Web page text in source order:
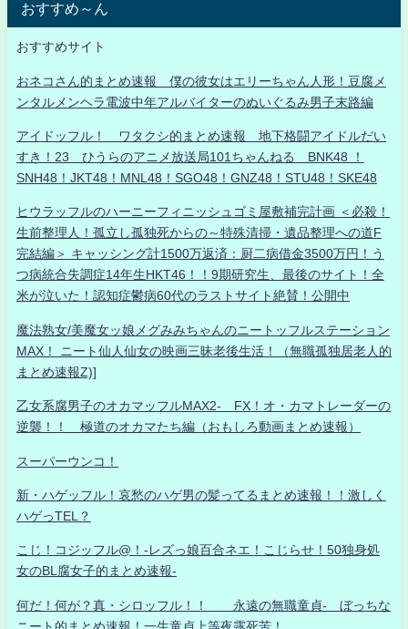
おすすめ～ん
おすすめサイト
おネコさん的まとめ速報 僕の彼女はエリーちゃん人形！豆腐メ
ンタルメンヘラ電波中年アルバイターのぬいぐるみ男子末路編
アイドッフル！ ワタクシ的まとめ速報 地下格闘アイドルだい
すき！23 ひうらのアニメ放送局101ちゃんねる BNK48 ！
SNH48！JKT48！MNL48！SGO48！GNZ48！STU48！SKE48
ヒウラッフルのハーニーフィニッシュゴミ屋敷補完計画 ＜必殺！
生前整理人！孤立し孤独死からの～特殊清掃・遺品整理への道F
完結編＞ キャッシング計1500万返済：厨二病借金3500万円！う
つ病統合失調症14年生HKT46！！9期研究生、最後のサイト！全
米が泣いた！認知症鬱病60代のラストサイト絶賛！公開中
魔法熟女/美魔女ッ娘メグみみちゃんのニートッフルステーション
MAX！ ニート仙人仙女の映画三昧老後生活！（無職孤独居老人的
まとめ速報Z)]
乙女系腐男子のオカマッフルMAX2- FX！オ・カマトレーダーの
逆襲！！ 極道のオカマたち編（おもしろ動画まとめ速報）
スーパーウンコ！
新・ハゲッフル！哀愁のハゲ男の髪ってるまとめ速報！！激しく
ハゲっTEL？
こじ！コジッフル@！-レズっ娘百合ネエ！こじらせ！50独身処
女のBL腐女子的まとめ速報-
何だ！何が？真・シロッフル！！ 永遠の無職童貞- ぼっちな
ニート的まとめ速報！一生童貞上等夜露死苦！